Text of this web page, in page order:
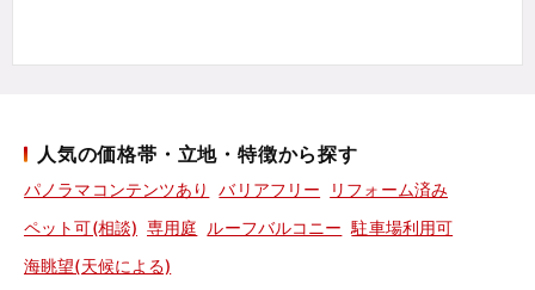
人気の価格帯・立地・特徴から探す
パノラマコンテンツあり バリアフリー
リフォーム済み
ペット可(相談) 専用庭 ルーフバルコニー 駐車場利用可
海眺望(天候による)